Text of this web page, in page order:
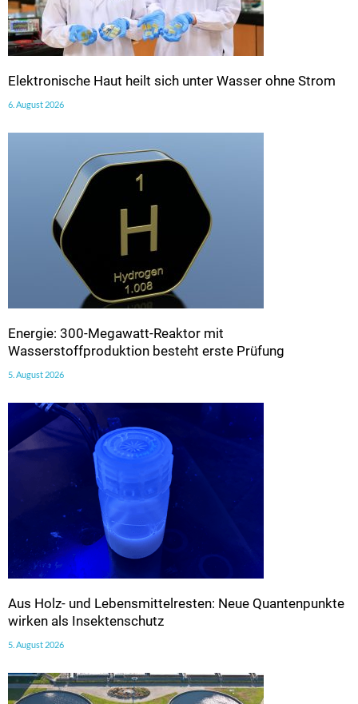
Elektronische Haut heilt sich unter Wasser ohne Strom
6. August 2026
Energie: 300-Megawatt-Reaktor mit
Wasserstoffproduktion besteht erste Prüfung
5. August 2026
Aus Holz- und Lebensmittelresten: Neue Quantenpunkte
wirken als Insektenschutz
5. August 2026